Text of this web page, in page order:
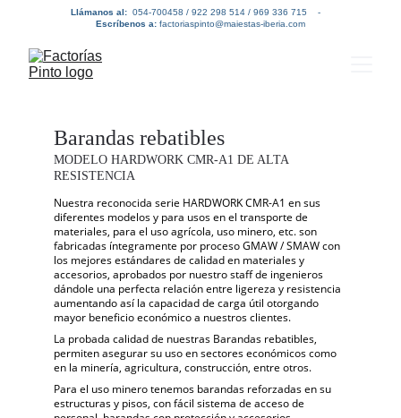
Llámanos al: 054-700458 / 922 298 514 / 969 336 715    -
Escríbenos a: factoriaspinto@maiestas-iberia.com
Barandas rebatibles
MODELO HARDWORK CMR-A1 DE ALTA
RESISTENCIA
Nuestra reconocida serie HARDWORK CMR-A1 en sus
diferentes modelos y para usos en el transporte de
materiales, para el uso agrícola, uso minero, etc. son
fabricadas íntegramente por proceso GMAW / SMAW con
los mejores estándares de calidad en materiales y
accesorios, aprobados por nuestro staff de ingenieros
dándole una perfecta relación entre ligereza y resistencia
aumentando así la capacidad de carga útil otorgando
mayor beneficio económico a nuestros clientes.
La probada calidad de nuestras Barandas rebatibles,
permiten asegurar su uso en sectores económicos como
en la minería, agricultura, construcción, entre otros.
Para el uso minero tenemos barandas reforzadas en su
estructuras y pisos, con fácil sistema de acceso de